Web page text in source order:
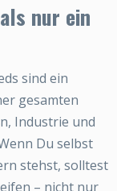
nur ein
sind ein
gesamten
Industrie und
Du selbst
stehst, solltest
– nicht nur